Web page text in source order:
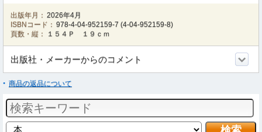
出版年月： 2026年4月
ISBNコード： 978-4-04-952159-7 (4-04-952159-8)
頁数・縦：
１５４Ｐ １９ｃｍ
出版社・メーカーからのコメント
商品の返品について